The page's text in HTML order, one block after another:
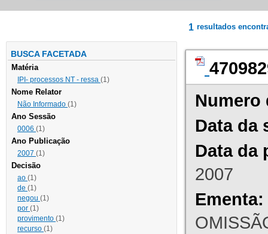
BUSCA FACETADA
Matéria
IPI- processos NT - ressa (1)
Nome Relator
Não Informado (1)
Ano Sessão
0006 (1)
Ano Publicação
2007 (1)
Decisão
ao (1)
de (1)
negou (1)
por (1)
provimento (1)
recurso (1)
1 resultados
Numero
Data da
Data da
2007
Ementa: